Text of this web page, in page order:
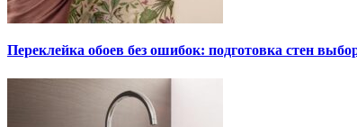
Переклейка обоев без ошибок: подготовка стен